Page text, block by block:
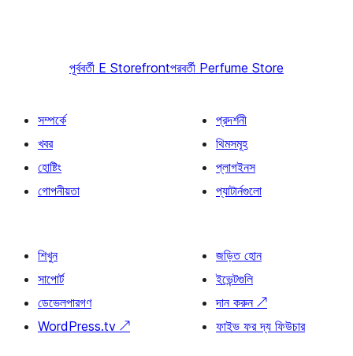
পূর্ববর্তী E Storefrontপরবর্তী Perfume Store
সম্পর্কে
খবর
হোষ্টিং
গোপনীয়তা
প্রদর্শনী
থিমসমূহ
প্লাগইনস
প্যাটার্নগুলো
শিখুন
সাপোর্ট
ডেভেলপারগণ
WordPress.tv ↗
জড়িত হোন
ইভেন্টগুলি
দান করুন ↗
ফাইভ ফর দ্য ফিউচার